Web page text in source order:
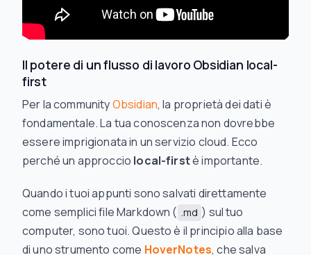
Il potere di un flusso di lavoro Obsidian local-
first
Per la communityObsidian, la proprietà dei dati è
fondamentale. La tua conoscenza non dovrebbe
essere imprigionata in un servizio cloud. Ecco
perché un approccio local-firstè importante.
Quando i tuoi appunti sono salvati direttamente
come semplici file Markdown ( .md ) sul tuo
computer, sono tuoi. Questo è il principio alla base
di uno strumento come HoverNotes, che salva